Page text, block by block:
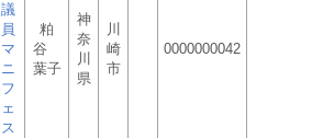
議
員
マ
ニ
フ
ェ
ス
粕
谷
葉子
神
奈
川
県
川
崎
市
0000000042